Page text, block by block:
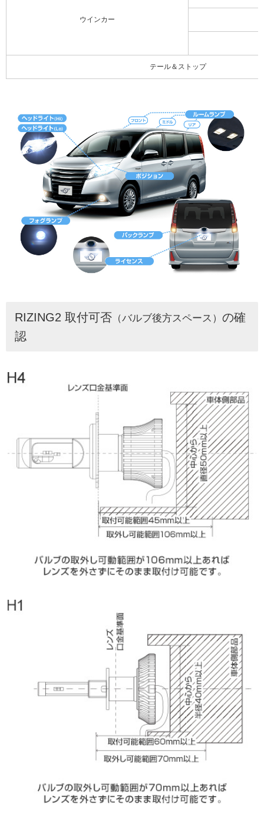
ウインカー
テール＆ストップ
RIZING2 取付可否 （バルブ後方スペース） の確
認